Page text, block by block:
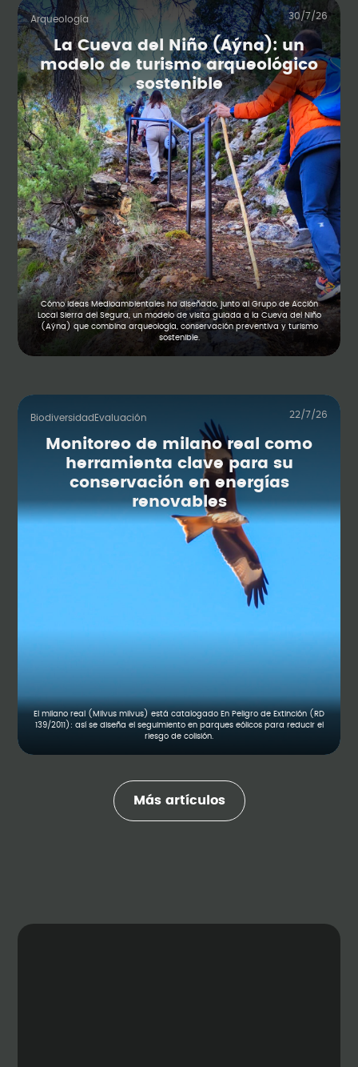
Arqueología 30/7/26
La Cueva del Niño (Aýna): un
modelo de turismo arqueológico
sostenible
Cómo Ideas Medioambientales ha diseñado, junto al Grupo de Acción
Local Sierra del Segura, un modelo de visita guiada a la Cueva del Niño
(Aýna) que combina arqueología, conservación preventiva y turismo
sostenible.
Biodiversidad Evaluación 22/7/26
Monitoreo de milano real como
herramienta clave para su
conservación en energías
renovables
El milano real (Milvus milvus) está catalogado En Peligro de Extinción (RD
139/2011): así se diseña el seguimiento en parques eólicos para reducir el
riesgo de colisión.
Más artículos